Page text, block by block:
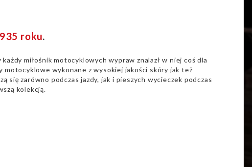
roku.
miłośnik motocyklowych wypraw znalazł w niej coś dla
wykonane z wysokiej jakości skóry jak też
zarówno podczas jazdy, jak i pieszych wycieczek podczas
kolekcją.